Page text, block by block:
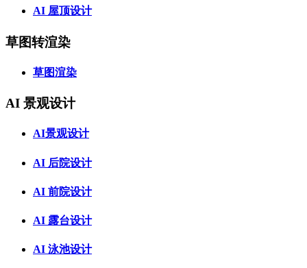
AI 屋顶设计
草图转渲染
草图渲染
AI 景观设计
AI景观设计
AI 后院设计
AI 前院设计
AI 露台设计
AI 泳池设计